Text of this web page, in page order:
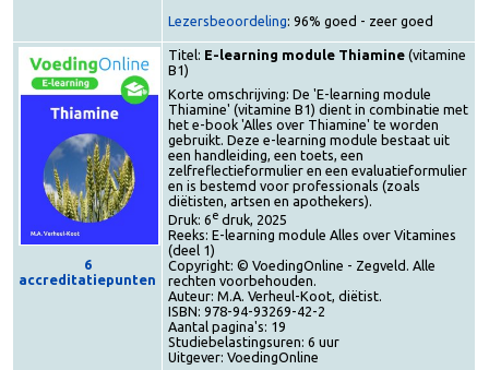
Lezersbeoordeling: 96% goed - zeer goed
Titel:E-learning module Thiamine
B1)
Korte omschrijving: De 'E-learning module
Thiamine' (vitamine B1) dient in combinatie
het e-book 'Alles over Thiamine' te worden
gebruikt. Deze e-learning module bestaat uit
een handleiding, een toets, een
zelfreflectieformulier en een
en is bestemd voor professionals (zoals
diëtisten, artsen en apothekers).
Druk: 6 druk, 2025
Reeks: E-learning module Alles over Vitamines
(deel 1)
Copyright: © VoedingOnline - Zegveld. Alle
rechten voorbehouden.
Auteur: M.A. Verheul-Koot, diëtist.
ISBN: 978-94-93269-42-2